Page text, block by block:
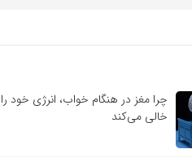
چرا مغز در هنگام خواب، انرژی خود را
خالی می‌کند